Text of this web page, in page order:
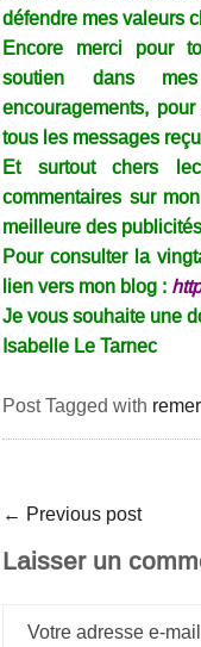
défendre mes valeurs
Encore merci pour
soutien dans
encouragements,
tous les messages
Et surtout chers
commentaires sur
meilleure des
Pour consulter la
lien vers mon blog :
Je vous souhaite une
Isabelle Le Tarnec
Post Tagged with
← Previous post
Laisser un
Votre adresse e-